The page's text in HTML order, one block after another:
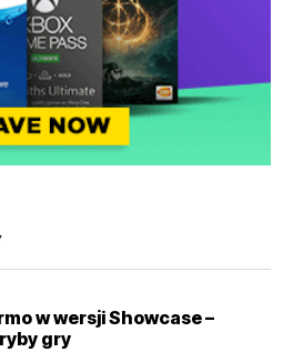
w wersji Showcase –
gry